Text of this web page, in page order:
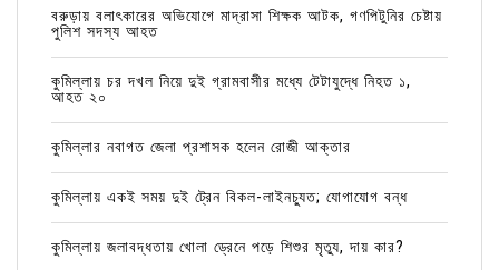
বরুড়ায় বলাৎকারের অভিযোগে মাদ্রাসা শিক্ষক আটক, গণপিটুনির চেষ্টায়
পুলিশ সদস্য আহত
কুমিল্লায় চর দখল নিয়ে দুই গ্রামবাসীর মধ্যে টেটাযুদ্ধে নিহত ১,
আহত ২০
কুমিল্লার নবাগত জেলা প্রশাসক হলেন রোজী আক্তার
কুমিল্লায় একই সময় দুই ট্রেন বিকল-লাইনচ্যুত; যোগাযোগ বন্ধ
কুমিল্লায় জলাবদ্ধতায় খোলা ড্রেনে পড়ে শিশুর মৃত্যু, দায় কার?